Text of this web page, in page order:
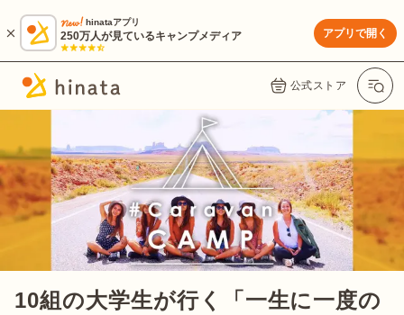
hinataアプリ
250万人が見ているキャンプメディア アプリで開く
公式ストア
10組の大学生が行く「一生に一度の